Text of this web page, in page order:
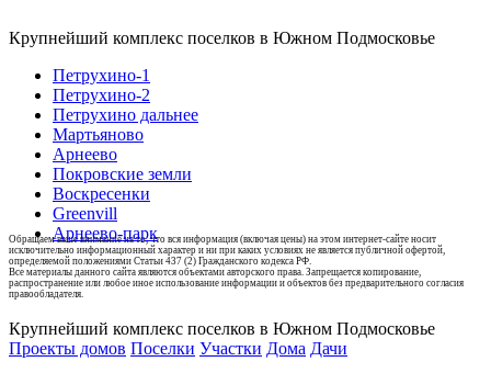
Крупнейший комплекс поселков в Южном Подмосковье
Петрухино-1
Петрухино-2
Петрухино дальнее
Мартьяново
Арнеево
Покровские земли
Воскресенки
Greenvill
Арнеево-парк
Обращаем ваше внимание на то, что вся информация (включая цены) на этом интернет-сайте носит
исключительно информационный характер и ни при каких условиях не является публичной офертой,
определяемой положениями Статьи 437 (2) Гражданского кодекса РФ.
Все материалы данного сайта являются объектами авторского права. Запрещается копирование,
распространение или любое иное использование информации и объектов без предварительного согласия
правообладателя.
Крупнейший комплекс поселков в Южном Подмосковье
Проекты домов Поселки Участки Дома Дачи